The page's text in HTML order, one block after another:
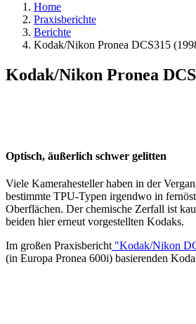
Home
Praxisberichte
Berichte
Kodak/Nikon Pronea DCS315
Kodak/Nikon Pronea
Optisch, äußerlich schwer gelitten
Viele Kamerahesteller haben in der
bestimmte TPU-Typen irgendwo in
Oberflächen. Der chemische Zerfall ist
beiden hier erneut vorgestellten Kodaks.
Im großen Praxisbericht "Kodak/Nikon
(in Europa Pronea 600i) basierenden